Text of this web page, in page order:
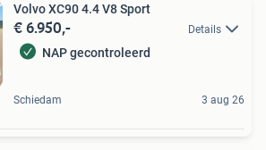
Volvo XC90 4.4 V8 Sport
€ 6.950,- Details
NAP gecontroleerd
Schiedam 3 aug 26